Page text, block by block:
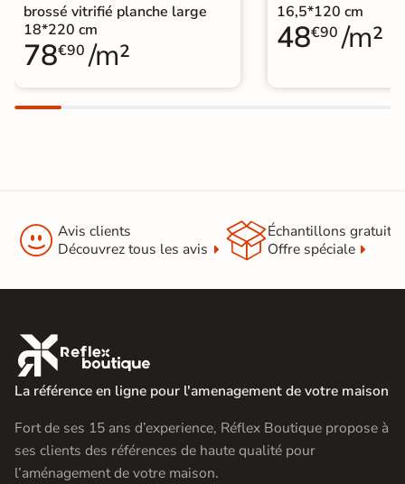
Origine Allemagne
Catégories
Parquet contrecollé lame large |
brossé vitrifié planche large
18*220 cm
78€90 /m²
16,5*120 cm
48€90 /m²
 Avis clients
Découvrez tous les avis
Échantillons gratuit
Offre spéciale

La référence en ligne pour l'amenagement de votre maison
Fort de ses 15 ans d’experience, Réflex Boutique propose à
ses clients des références de haute qualité pour
l’aménagement de votre maison.